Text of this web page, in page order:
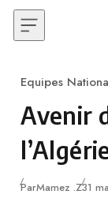
Skip to content
Category
Equipes
Avenir
ParMamez .Z31